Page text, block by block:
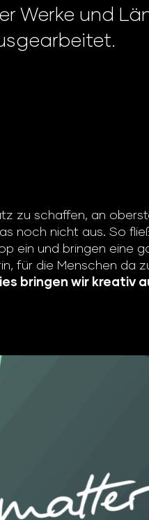
Werke und
zu schaffen, an
noch nicht aus. So
ein und bringen eine
für die Menschen da
bringen wir kreativ